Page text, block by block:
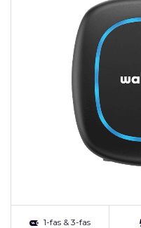
1-fas & 3-fas